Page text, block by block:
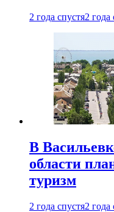
2 года спустя2 года
В
области
туризм
2 года спустя2 года